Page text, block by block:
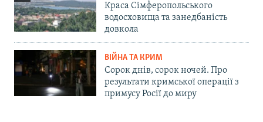
Краса Сімферопольського
водосховища та занедбаність
довкола
ВІЙНА ТА КРИМ
Сорок днів, сорок ночей. Про
результати кримської операції з
примусу Росії до миру